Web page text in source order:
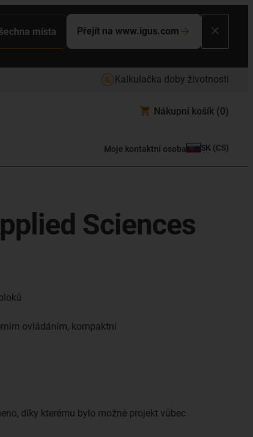
místa Přejít na www.igus.com
Kalkulačka doby životnosti
Nákupní košík (0)
Moje kontaktní osoba SK (CS)
Sciences
ovládáním, kompaktní
díky kterému bylo možné projekt vůbec